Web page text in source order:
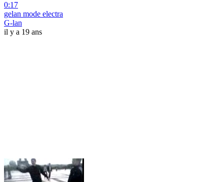
0:17
gelan mode electra
G-lan
il y a 19 ans